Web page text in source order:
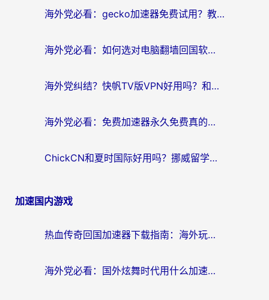
海外党必看：gecko加速器免费试用？教你选对回国加速器，无缝刷国内剧玩游戏
海外党必看：如何选对电脑翻墙回国软件，轻松解锁国内资源？
海外党纠结？快帆TV版VPN好用吗？和扇贝手游VPN对比哪个回国效果更好？
海外党必看：免费加速器永久免费真的存在吗？教你选对回国加速器无缝刷国内资源
ChickCN和夏时国际好用吗？挪威留学生亲测3款回国加速器，附穿梭和加速喵对比指南
加速国内游戏
热血传奇回国加速器下载指南：海外玩家如何流畅砍怪不卡顿？
海外党必看：国外炫舞时代用什么加速器比较好？解决延迟卡顿的终极方案